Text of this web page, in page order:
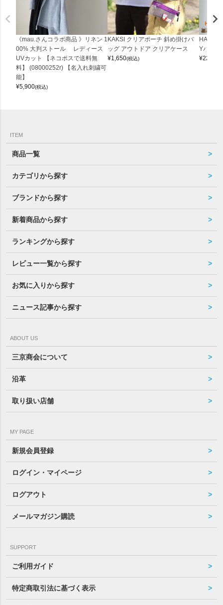
《mau.さんコラボ商品 》リネン 1
00% 大判ストール レディース
UVカット 【ネコポスで送料無
料】 (08000252r) 【名入れ刺繍可
能】
¥5,900(税込)
KAKSI クリアポーチ 斜め掛けバ
ッグ アウトドア クリアケース
¥1,650(税込)
Yバッグ
¥22,000
ITEM
商品一覧
カテゴリから探す
ブランドから探す
新着商品から探す
ランキングから探す
レビュー一覧から探す
お気に入りから探す
ニュース記事から探す
ABOUT US
三京商会について
沿革
取り扱い店舗
MY PAGE
新規会員登録
ログイン・マイページ
ログアウト
メールマガジン購読
SUPPORT
ご利用ガイド
特定商取引法に基づく表示